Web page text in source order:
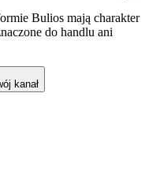
Bulios mają charakter
do handlu ani
kanał